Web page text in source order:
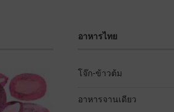
อาหารไทย
โจ๊ก-ข้าวต้ม
อาหารจานเดียว